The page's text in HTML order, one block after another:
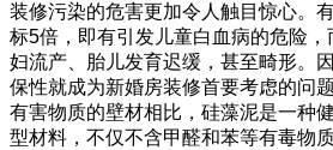
装修污染的危害更加令人触目惊心。
标5倍，即有引发儿童白血病的危险
妇流产、胎儿发育迟缓，甚至畸形。
保性就成为新婚房装修首要考虑的问
有害物质的壁材相比，硅藻泥是一种
型材料，不仅不含甲醛和苯等有毒物